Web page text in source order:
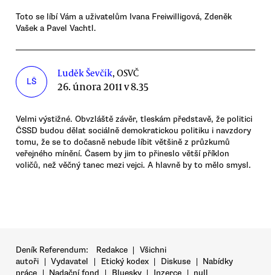
Toto se líbí Vám a uživatelům Ivana Freiwilligová, Zdeněk
Vašek a Pavel Vachtl.
LŠ
Luděk Ševčík, OSVČ
26. února 2011 v 8.35
Velmi výstižné. Obvzláště závěr, tleskám představě, že politici
ČSSD budou dělat sociálně demokratickou politiku i navzdory
tomu, že se to dočasně nebude líbit většině z průzkumů
veřejného mínění. Časem by jim to přineslo větší příklon
voličů, než věčný tanec mezi vejci. A hlavně by to mělo smysl.
Deník Referendum: Redakce | Všichni
autoři | Vydavatel | Etický kodex | Diskuse | Nabídky